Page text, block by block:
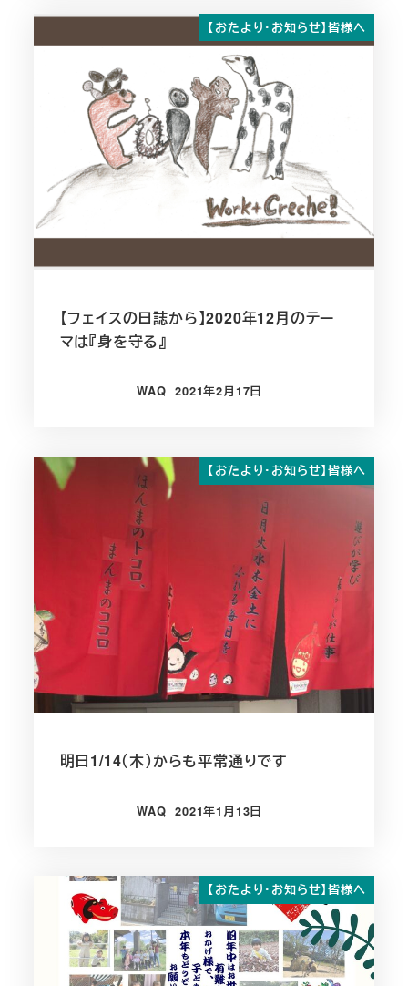
【おたより・お知らせ】皆様へ
【フェイスの日誌から】2020年12月のテー
マは『身を守る』
WAQ 投稿日
2021年2月17日
【おたより・お知らせ】皆様へ
明日1/14（木）からも平常通りです
WAQ 投稿日
2021年1月13日
【おたより・お知らせ】皆様へ